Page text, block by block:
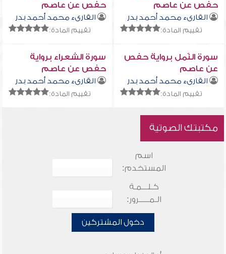
حفص عن عاصم
القارىء محمد أحمد بدر
تقييم المادة:
حفص عن عاصم
القارىء محمد أحمد بدر
تقييم المادة:
سورة النّمل برواية حفص
عن عاصم
القارىء محمد أحمد بدر
تقييم المادة:
سورة الشعراء برواية
حفص عن عاصم
القارىء محمد أحمد بدر
تقييم المادة:
مكتبتك الصوتية
اسم
المستخدم:
كـلـــمـة
الـمـــــرور:
دخول المشتركين